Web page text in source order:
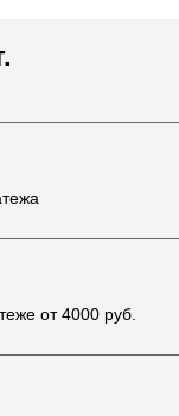
от4000 руб.